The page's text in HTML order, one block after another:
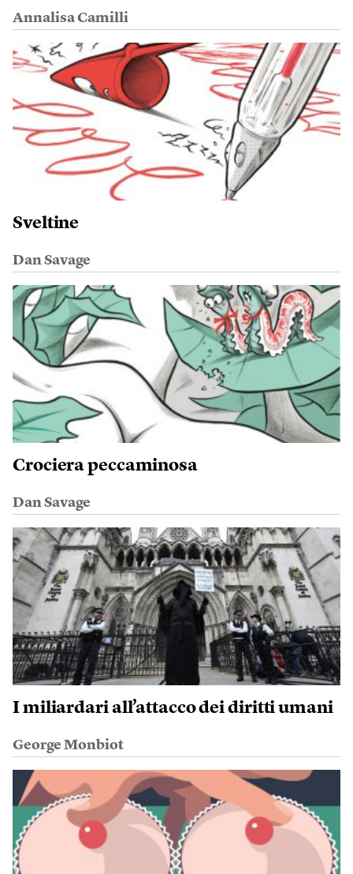
Annalisa Camilli
Sveltine
Dan Savage
Crociera peccaminosa
Dan Savage
I miliardari all’attacco dei diritti umani
George Monbiot